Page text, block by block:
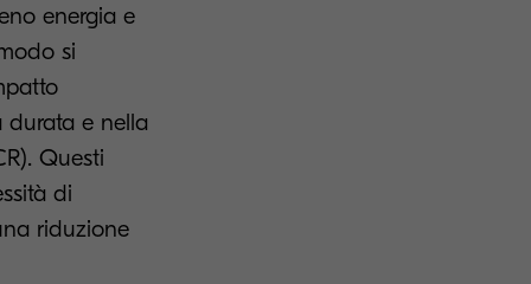
energia e
si
durata e nella
Questi
di
riduzione